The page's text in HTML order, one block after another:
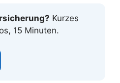
Kurzes
15 Minuten.